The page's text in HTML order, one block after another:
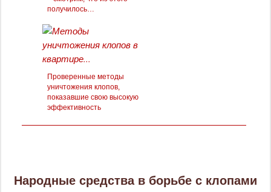
получилось…
Проверенные методы
уничтожения клопов,
показавшие свою высокую
эффективность
Народные средства в борьбе с клопами